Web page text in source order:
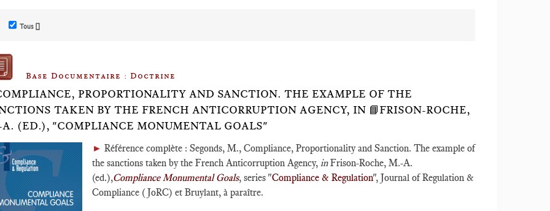
Tous []
Base Documentaire : Doctrine
PROPORTIONALITY AND SANCTION. THE EXAMPLE OF THE
TAKEN BY THE FRENCH ANTICORRUPTION AGENCY, IN 📘FRISON-ROCHE,
(ED.), "COMPLIANCE MONUMENTAL GOALS"
► Référence complète : Segonds, M., Compliance, Proportionality and Sanction. The example of
the sanctions taken by the French Anticorruption Agency, inFrison-Roche, M.-A.
(ed.),Compliance Monumental Goals, series "Compliance & Regulation", Journal of Regulation &
Compliance (JoRC) et Bruylant, à paraître.